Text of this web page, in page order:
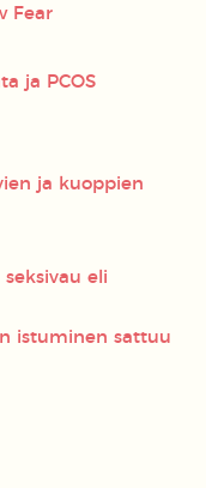
Fear
ja PCOS
ja kuoppien
eli
istuminen sattuu